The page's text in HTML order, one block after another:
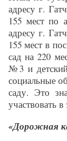
адресу г.
155 мест по
адресу г.
155 мест в
сад на 220
№3 и
социальные
саду. Это
участвовать
«Дорожная